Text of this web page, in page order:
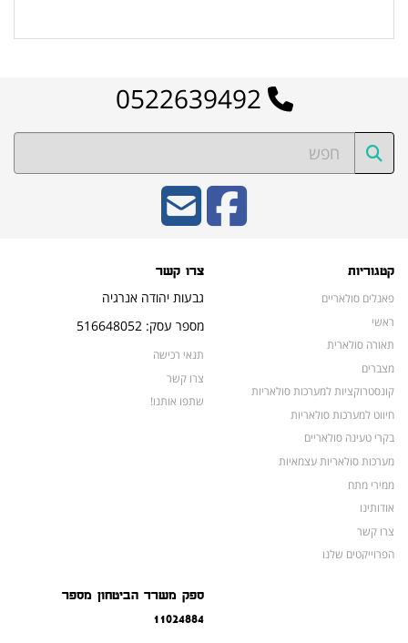
קטגוריות
פאנלים סולאריים
ראשי
תאורה סולארית
מצברים
קונסטרוקציות למערכות סולאריות
חיווט למערכות סולאריות
בקרי טעינה סולאריים
מערכות סולאריות עצמאיות
ממירי מתח
אודותינו
צרו קשר
הפרוייקטים שלנו
צרו קשר
גבעות יהודה אנרגיה
מספר עסק: 516648052
תנאי רכישה
צרו קשר
שתפו אותנו!
ספק משרד הביטחון מספר
11024884